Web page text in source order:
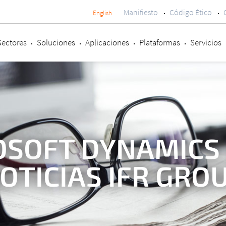
English
Menú
secundario
Manifiesto Código Ético
Soluciones Aplicaciones Plataformas Servicios
IFR